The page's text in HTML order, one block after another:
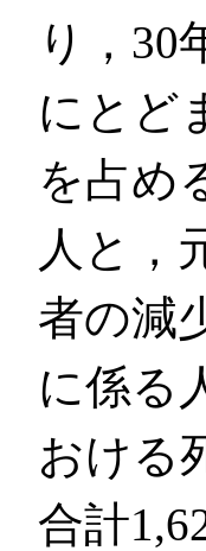
り，30
にとど
を占め
人と，
者の減
に係る
おける
合計